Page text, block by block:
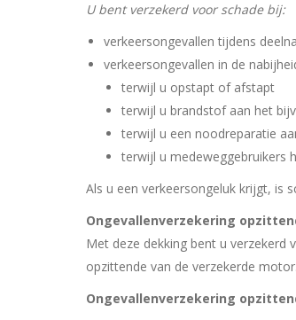
U bent verzekerd voor schade bij:
verkeersongevallen tijdens
verkeersongevallen in de
terwijl u opstapt of afstapt
terwijl u brandstof aan het
terwijl u een noodreparatie
terwijl u medeweggebruikers
Als u een verkeersongeluk krijgt, is
Ongevallenverzekering
Met deze dekking bent u
opzittende van de verzekerde motor.
Ongevallenverzekering